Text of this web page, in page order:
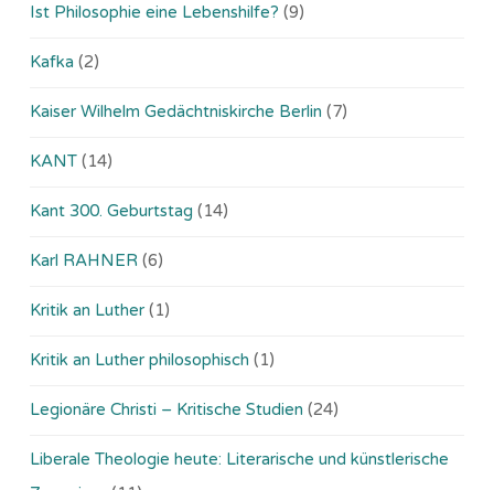
Ist Philosophie eine Lebenshilfe? (9)
Kafka (2)
Kaiser Wilhelm Gedächtniskirche Berlin (7)
KANT (14)
Kant 300. Geburtstag (14)
Karl RAHNER (6)
Kritik an Luther (1)
Kritik an Luther philosophisch (1)
Legionäre Christi – Kritische Studien (24)
Liberale Theologie heute: Literarische und künstlerische